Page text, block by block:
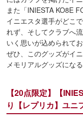
また「INIESTA KO8E
イニエスタ選手がどこ
れず、そしてクラブへ
いく思いが込められてお
ぜひ、このグッズがイ
メモリアルグッズにな
【20点限定】【
り【レプリカ】ユニ